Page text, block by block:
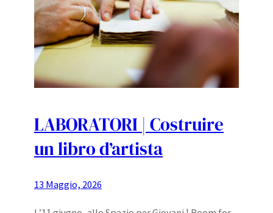
LABORATORI | Costruire
un libro d’artista
13 Maggio, 2026